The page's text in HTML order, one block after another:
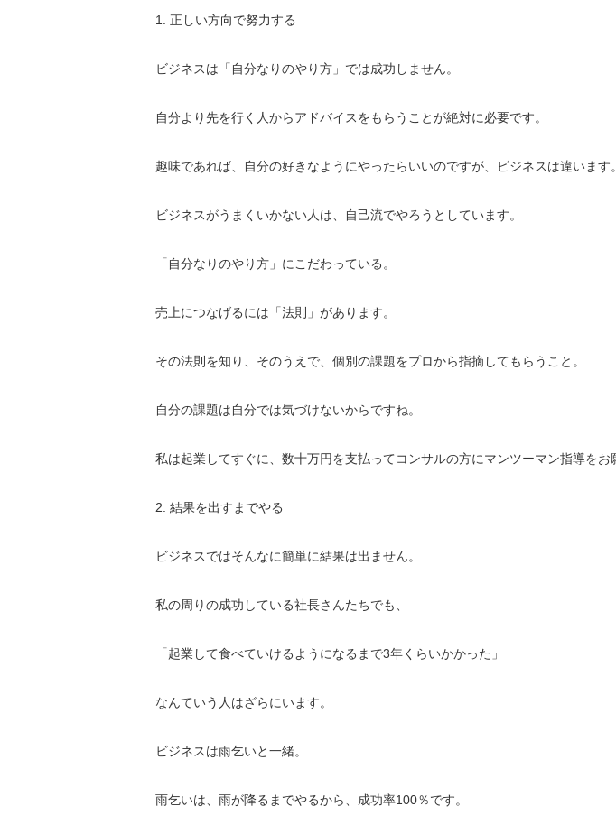
1. 正しい方向で努力する
ビジネスは「自分なりのやり方」では成功しません。
自分より先を行く人からアドバイスをもらうことが絶対に必要です。
趣味であれば、自分の好きなようにやったらいいのですが、 ビジネスは違います。
ビジネスがうまくいかない人は、自己流でやろうとしています。
「自分なりのやり方」にこだわっている。
売上につなげるには「法則」があります。
その法則を知り、そのうえで、 個別の課題をプロから指摘してもらうこと。
自分の課題は自分では気づけないからですね。
私は起業してすぐに、 数十万円を支払ってコンサルの方にマンツーマン指導をお
2. 結果を出すまでやる
ビジネスではそんなに簡単に結果は出ません。
私の周りの成功している社長さんたちでも、
「起業して食べていけるようになるまで3年くらいかかった」
なんていう人はざらにいます。
ビジネスは雨乞いと一緒。
雨乞いは、雨が降るまでやるから、成功率100％です。